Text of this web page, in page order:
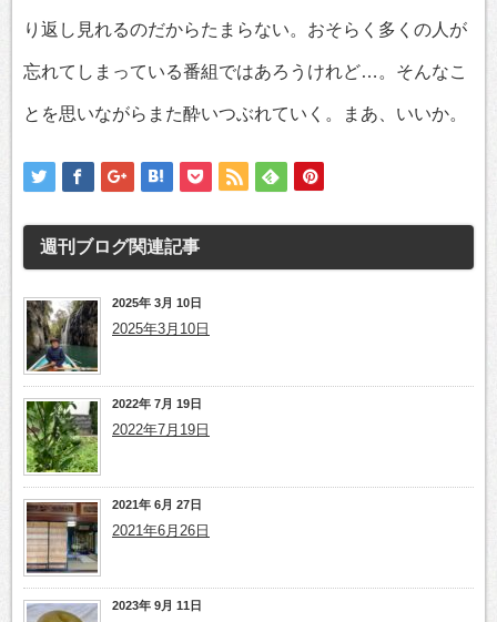
り返し見れるのだからたまらない。おそらく多くの人が
忘れてしまっている番組ではあろうけれど…。そんなこ
とを思いながらまた酔いつぶれていく。まあ、いいか。
週刊ブログ関連記事
2025年 3月 10日
2025年3月10日
2022年 7月 19日
2022年7月19日
2021年 6月 27日
2021年6月26日
2023年 9月 11日